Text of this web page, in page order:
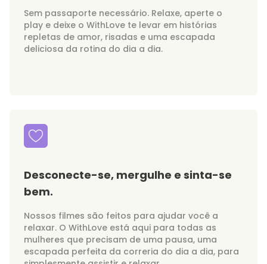
Sem passaporte necessário. Relaxe, aperte o
play e deixe o WithLove te levar em histórias
repletas de amor, risadas e uma escapada
deliciosa da rotina do dia a dia.
Desconecte-se, mergulhe e sinta-se
bem.
Nossos filmes são feitos para ajudar você a
relaxar. O WithLove está aqui para todas as
mulheres que precisam de uma pausa, uma
escapada perfeita da correria do dia a dia, para